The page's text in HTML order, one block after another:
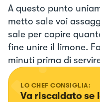
A questo punto
metto sale voi
sale per capire
fine unire il limone.
minuti prima di
LO CHEF CONSIGLIA:
Va riscaldato se